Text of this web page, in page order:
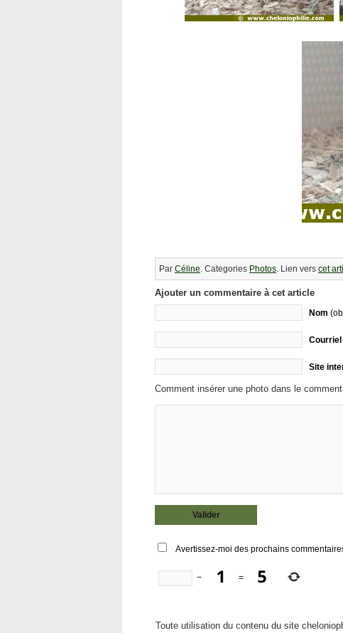
Par Céline. Categories Photos. Lien vers cet
Ajouter un commentaire à cet article
Nom
Courriel
Site
Comment insérer une photo dans le
Avertissez-moi des prochains
− =
Toute utilisation du contenu du site